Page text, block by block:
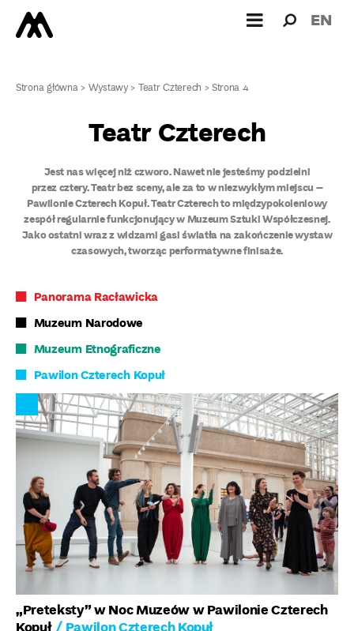
dla: EN
Strona główna>Wystawy>Teatr Czterech >Strona 4
Teatr Czterech
Jest nas więcej niż czworo. Nawet nie jesteśmy podzielni
przez cztery. Teatr bez sceny, ale za to w niezwykłym miejscu –
Pawilonie Czterech Kopuł. Teatr Czterech to międzypokoleniowy
zespół regularnie funkcjonujący w Muzeum Sztuki Współczesnej.
Jako ostatni wraz z widzami gasi światła na zakończenie wystaw
czasowych, tworząc performatywne finisaże.
Panorama Racławicka
Muzeum Narodowe
Muzeum Etnograficzne
Pawilon Czterech Kopuł
„Preteksty” w Noc Muzeów w Pawilonie Czterech
Kopuł / Pawilon Czterech Kopuł